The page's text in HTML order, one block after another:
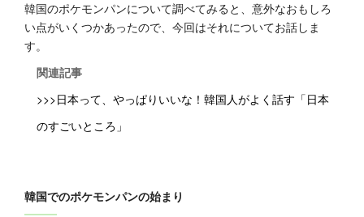
韓国のポケモンパンについて調べてみると、意外なおもしろ
い点がいくつかあったので、今回はそれについてお話しま
す。
関連記事
>>>日本って、やっぱりいいな！韓国人がよく話す「日本
のすごいところ」
韓国でのポケモンパンの始まり